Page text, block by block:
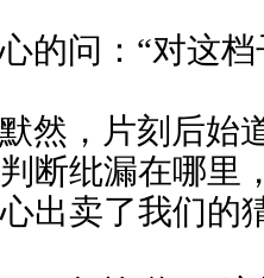
的问：“对这档
然，片刻后始
断纰漏在哪里
出卖了我们的